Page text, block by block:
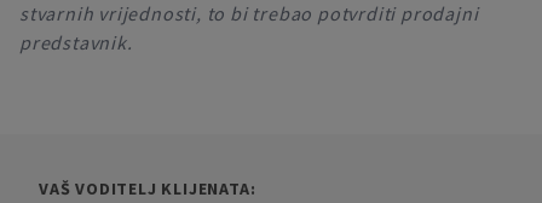
stvarnih vrijednosti, to bi trebao potvrditi prodajni
predstavnik.
VAŠ VODITELJ KLIJENATA: